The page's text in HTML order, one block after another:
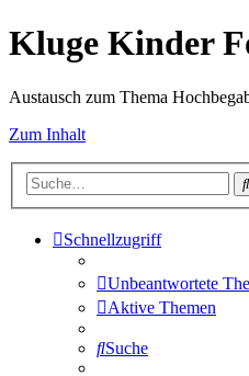
Kluge Kinder
Austausch zum Thema
Zum Inhalt
Schnellzugriff
Unbeantwortete
Aktive Themen
Suche